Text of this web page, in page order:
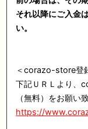
それ以降にご入金
い。
＜corazo-store登
下記ＵＲＬより、
（無料）をお願い
https://